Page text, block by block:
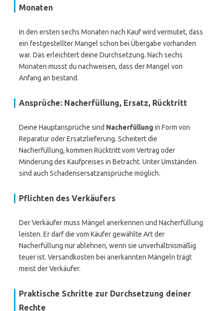
Monaten
In den ersten sechs Monaten nach Kauf wird vermutet, dass
ein festgestellter Mangel schon bei Übergabe vorhanden
war. Das erleichtert deine Durchsetzung. Nach sechs
Monaten musst du nachweisen, dass der Mangel von
Anfang an bestand.
Ansprüche: Nacherfüllung, Ersatz, Rücktritt
Deine Hauptansprüche sind Nacherfüllung in Form von
Reparatur oder Ersatzlieferung. Scheitert die
Nacherfüllung, kommen Rücktritt vom Vertrag oder
Minderung des Kaufpreises in Betracht. Unter Umständen
sind auch Schadensersatzansprüche möglich.
Pflichten des Verkäufers
Der Verkäufer muss Mängel anerkennen und Nacherfüllung
leisten. Er darf die vom Käufer gewählte Art der
Nacherfüllung nur ablehnen, wenn sie unverhältnismäßig
teuer ist. Versandkosten bei anerkannten Mängeln trägt
meist der Verkäufer.
Praktische Schritte zur Durchsetzung deiner
Rechte